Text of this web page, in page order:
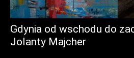
Gdynia od wschodu do
Jolanty Majcher